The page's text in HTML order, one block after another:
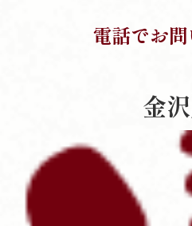
電話でお
金